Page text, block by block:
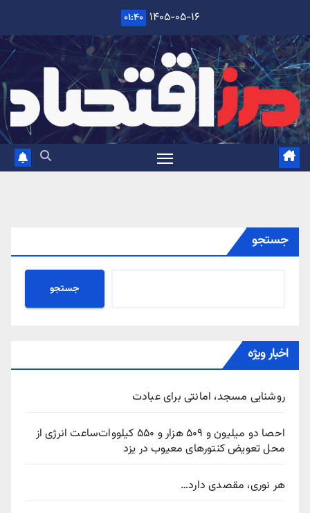
content
۱۴۰۵-۰۵-۱۶ ۰۱:۴۰
جستجو
جستجو
اخبار ویژه
روشنایی مسجد، امانتی برای عبادت
احصا دو میلیون و ۵۰۹ هزار و ۵۵۰ کیلووات‌ساعت انرژی از
محل تعویض کنتورهای معیوب در یزد
هر نوری، مقصدی دارد…